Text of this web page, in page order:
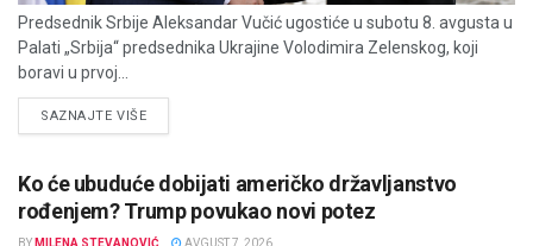
Predsednik Srbije Aleksandar Vučić ugostiće u subotu 8. avgusta u
Palati „Srbija“ predsednika Ukrajine Volodimira Zelenskog, koji
boravi u prvoj...
SAZNAJTE VIŠEDETAILS
Ko će ubuduće dobijati američko državljanstvo
rođenjem? Trump povukao novi potez
BY MILENA STEVANOVIĆ AVGUST 7, 2026